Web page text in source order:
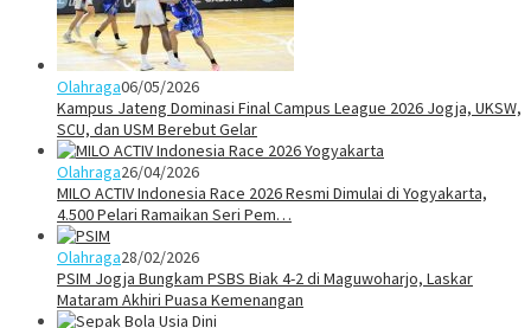
Olahraga06/05/2026
Kampus Jateng Dominasi Final Campus League 2026 Jogja, UKSW,
SCU, dan USM Berebut Gelar
Olahraga26/04/2026
MILO ACTIV Indonesia Race 2026 Resmi Dimulai di Yogyakarta,
4.500 Pelari Ramaikan Seri Pem…
Olahraga28/02/2026
PSIM Jogja Bungkam PSBS Biak 4-2 di Maguwoharjo, Laskar
Mataram Akhiri Puasa Kemenangan